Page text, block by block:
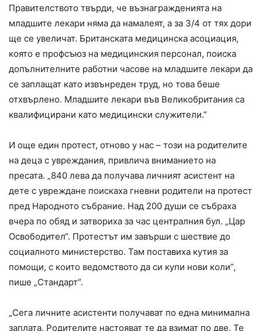
Правителството твърди, че възнагражденията на
младшите лекари няма да намалеят, а за 3/4 от тях дори
ще се увеличат. Британската медицинска асоциация,
която е профсъюз на медицинския персонал, поиска
допълнителните работни часове на младшите лекари да
се заплащат като извънреден труд, но това беше
отхвърлено. Младшите лекари във Великобритания са
квалифицирани като медицински служители.”
И още един протест, отново у нас – този на родителите
на деца с увреждания, привлича вниманието на
пресата. „840 лева да получава личният асистент на
дете с увреждане поискаха гневни родители на протест
пред Народното събрание. Над 200 души се събраха
вчера по обяд и затвориха за час централния бул. „Цар
Освободител“. Протестът им завърши с шествие до
социалното министерство. Там поставиха кутия за
помощи, с които ведомството да си купи нови коли”,
пише „Стандарт”.
„Сега личните асистенти получават по една минимална
заплата. Родителите настояват те да взимат по две. Те